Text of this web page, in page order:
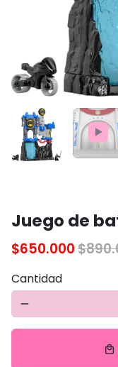
Reproducir
Juego de
$650.000
Cantidad
remove
local_mall